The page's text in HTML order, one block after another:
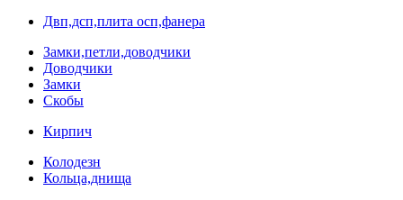
Двп,дсп,плита осп,фанера
Замки,петли,доводчики
Доводчики
Замки
Скобы
Кирпич
Колодезн
Кольца,днища